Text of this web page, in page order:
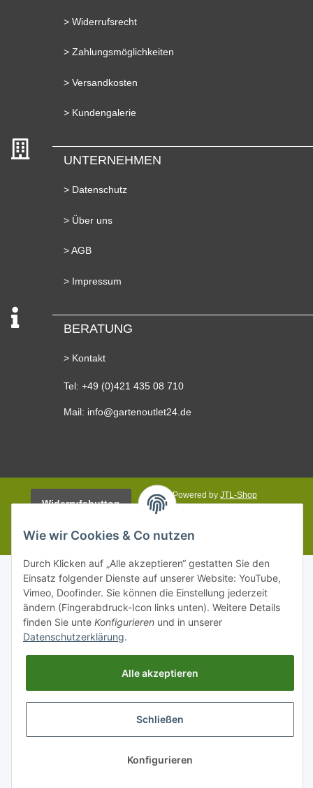
> Widerrufsrecht
> Zahlungsmöglichkeiten
> Versandkosten
> Kundengalerie
UNTERNEHMEN
> Datenschutz
> Über uns
> AGB
> Impressum
BERATUNG
> Kontakt
Tel: +49 (0)421 435 08 710
Mail: info@gartenoutlet24.de
Widerrufsbutton
Versand
Powered by JTL-Shop
Wie wir Cookies & Co nutzen
Durch Klicken auf „Alle akzeptieren“ gestatten Sie den
Einsatz folgender Dienste auf unserer Website: YouTube,
Vimeo, Doofinder. Sie können die Einstellung jederzeit
ändern (Fingerabdruck-Icon links unten). Weitere Details
finden Sie unte Konfigurieren und in unserer
Datenschutzerklärung.
Alle akzeptieren
Schließen
Konfigurieren